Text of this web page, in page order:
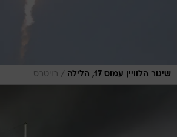
שיגור הלוויין עמוס 17, הלילה / רויטרס